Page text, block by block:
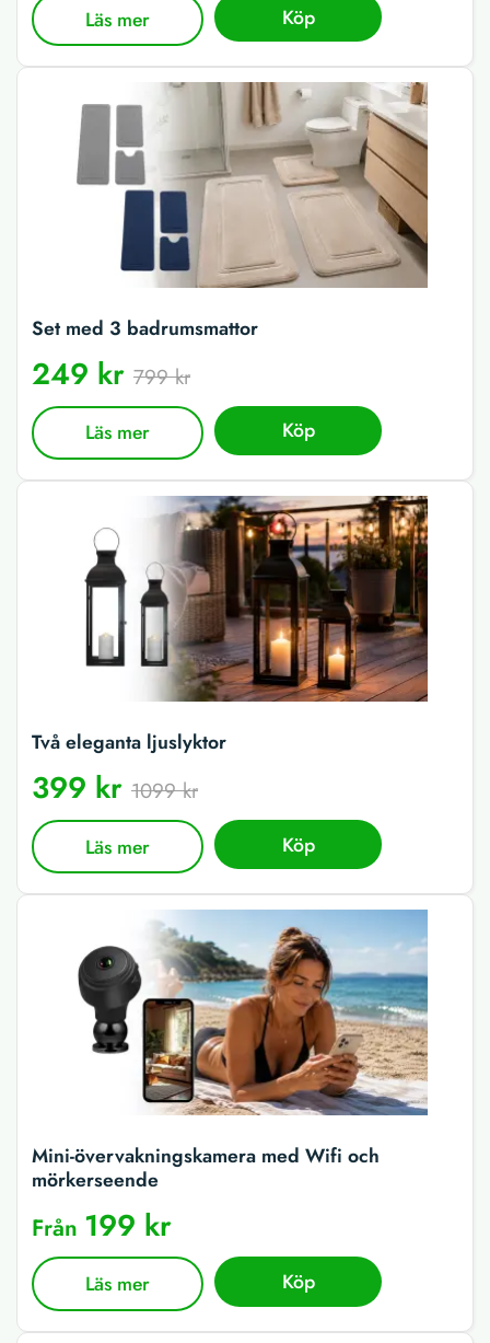
Läs mer Köp
Set med 3 badrumsmattor
249 kr 799 kr
Läs mer Köp
Två eleganta ljuslyktor
399 kr 1099 kr
Läs mer Köp
Mini-övervakningskamera med Wifi och
mörkerseende
Från 199 kr
Läs mer Köp